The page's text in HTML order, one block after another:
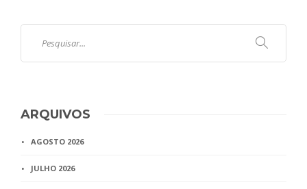
ARQUIVOS
AGOSTO 2026
JULHO 2026